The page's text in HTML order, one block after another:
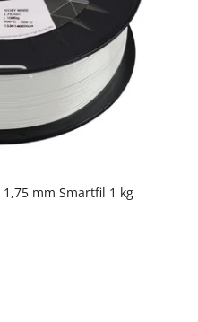
mm Smartfil 1 kg